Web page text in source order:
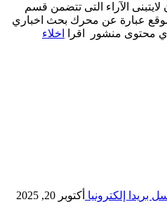
الآراء التى تتضمن قسم
عبارة عن محرك بحث اخباري
محتوى منشور اقرا
اخلاء
بريدا إلكترونيا أكتوبر 20, 2025